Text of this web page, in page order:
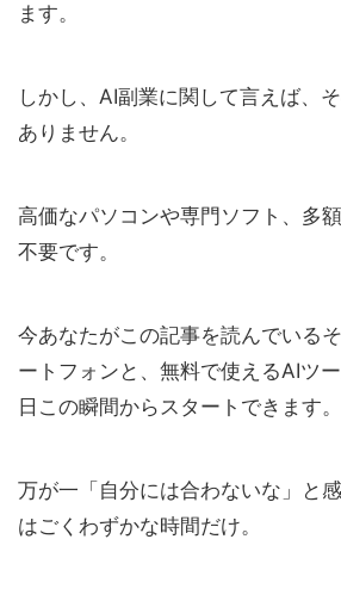
ます。
しかし、AI副業に関して言えば、
ありません。
高価なパソコンや専門ソフト、多
不要です。
今あなたがこの記事を読んでいる
ートフォンと、無料で使えるAIツ
日この瞬間からスタートできます。
万が一「自分には合わないな」と
はごくわずかな時間だけ。